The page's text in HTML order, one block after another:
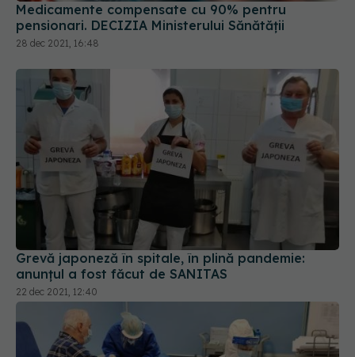
Medicamente compensate cu 90% pentru
pensionari. DECIZIA Ministerului Sănătății
28 dec 2021, 16:48
Grevă japoneză în spitale, în plină pandemie:
anunțul a fost făcut de SANITAS
22 dec 2021, 12:40